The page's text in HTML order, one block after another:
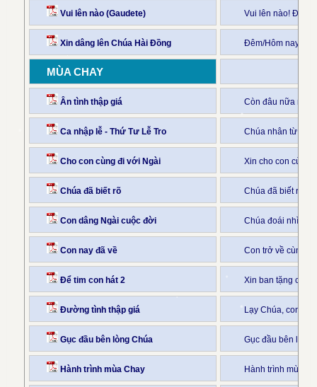
Vui lên nào (Gaudete) Vui lên nào! Đây
Xin dâng lên Chúa Hài Đồng Đêm/Hôm nay
MÙA CHAY
Ân tình thập giá Còn đâu nữa
Ca nhập lễ - Thứ Tư Lễ Tro Chúa nhân từ xót
Cho con cùng đi với Ngài Xin cho con cùng
Chúa đã biết rõ Chúa đã biết rõ
Con dâng Ngài cuộc đời Chúa đoái nhìn
Con nay đã về Con trở về cùng
Để tim con hát 2 Xin ban tặng cho
Đường tình thập giá Lạy Chúa, con
Gục đầu bên lòng Chúa Gục đầu bên
Hành trình mùa Chay Hành trình mùa